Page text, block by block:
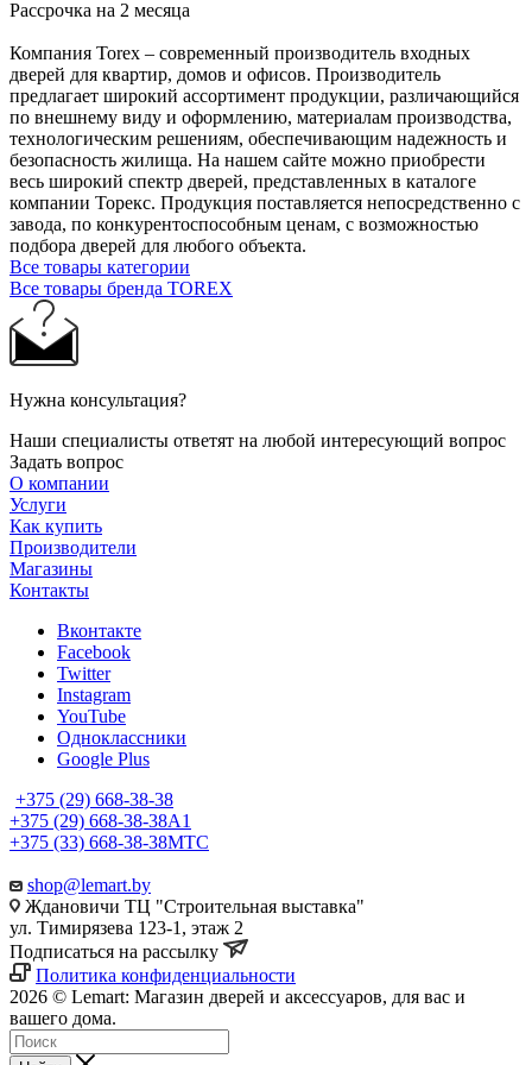
Рассрочка на 2 месяца
Компания Torex – современный производитель входных
дверей для квартир, домов и офисов. Производитель
предлагает широкий ассортимент продукции, различающийся
по внешнему виду и оформлению, материалам производства,
технологическим решениям, обеспечивающим надежность и
безопасность жилища. На нашем сайте можно приобрести
весь широкий спектр дверей, представленных в каталоге
компании Торекс. Продукция поставляется непосредственно с
завода, по конкурентоспособным ценам, с возможностью
подбора дверей для любого объекта.
Все товары категории
Все товары бренда TOREX
Нужна консультация?
Наши специалисты ответят на любой интересующий вопрос
Задать вопрос
О компании
Услуги
Как купить
Производители
Магазины
Контакты
Вконтакте
Facebook
Twitter
Instagram
YouTube
Одноклассники
Google Plus
+375 (29) 668-38-38
+375 (29) 668-38-38A1
+375 (33) 668-38-38МТС
shop@lemart.by
Ждановичи ТЦ "Строительная выставка"
ул. Тимирязева 123-1, этаж 2
Подписаться на рассылку
Политика конфиденциальности
2026 © Lemart: Магазин дверей и аксессуаров, для вас и
вашего дома.